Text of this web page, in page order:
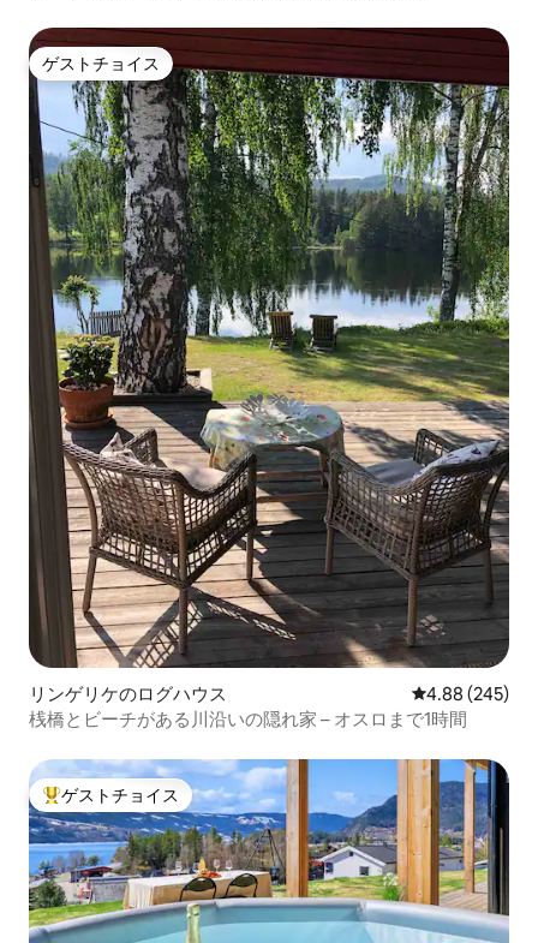
ゲストチョイス
ゲストチョイス
リンゲリケのログハウス レビュー245
4.88 (245)
桟橋とビーチがある川沿いの隠れ家 – オスロまで1時間
大好評のゲストチョイスです。
ゲストチョイス